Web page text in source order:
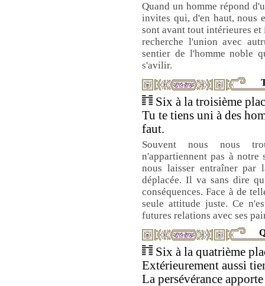
Quand un homme répond
invites qui, d'en haut, nous
sont avant tout intérieures
recherche l'union avec
sentier de l'homme noble
s'avilir.
Six à la troisième
Tu te tiens uni à des
faut.
Souvent nous nous
n'appartiennent pas à notre
nous laisser entraîner
déplacée. Il va sans dire
conséquences. Face à de
seule attitude juste. Ce
futures relations avec ses
Six à la quatrième
Extérieurement aussi
La persévérance